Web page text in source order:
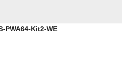
PWA64-Kit2-WE